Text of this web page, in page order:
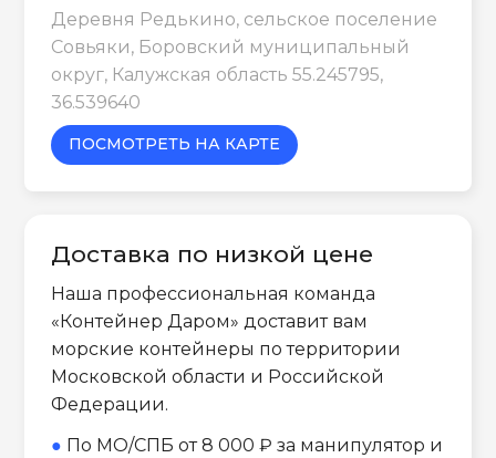
Деревня Редькино, сельское поселение
Совьяки, Боровский муниципальный
округ, Калужская область 55.245795,
36.539640
ПОСМОТРЕТЬ НА КАРТЕ
Доставка по низкой цене
Наша профессиональная команда
«Контейнер Даром» доставит вам
морские контейнеры по территории
Московской области и Российской
Федерации.
● По МО/СПБ от 8 000 ₽ за манипулятор и